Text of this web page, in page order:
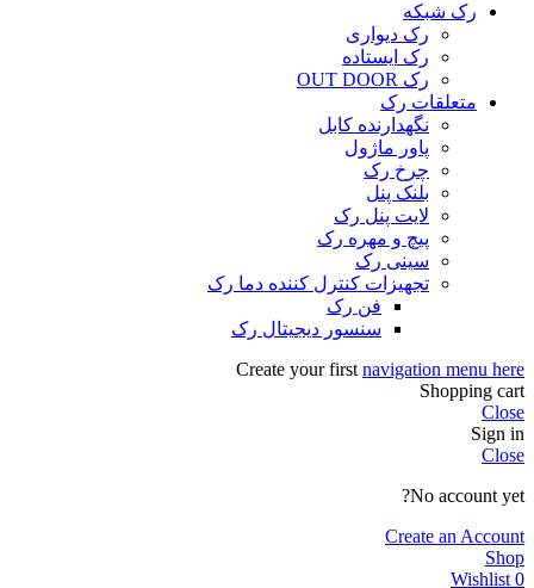
رک شبکه
رک دیواری
رک ایستاده
رک OUT DOOR
متعلقات رک
نگهدارنده کابل
پاور ماژول
چرخ رک
بلنک پنل
لایت پنل رک
پیچ و مهره رک
سینی رک
تجهیزات کنترل کننده دما رک
فن رک
سنسور دیجیتال رک
Create your first navigation menu here
Shopping cart
Close
Sign in
Close
No account yet?
Create an Account
Shop
0
Wishlist